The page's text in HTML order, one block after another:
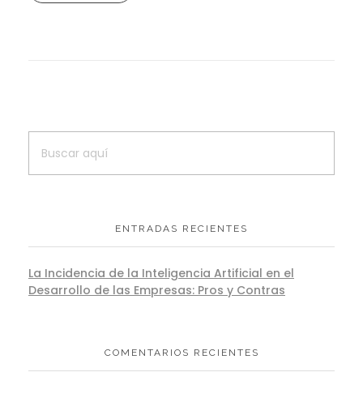
ENTRADAS RECIENTES
La Incidencia de la Inteligencia Artificial en el
Desarrollo de las Empresas: Pros y Contras
COMENTARIOS RECIENTES